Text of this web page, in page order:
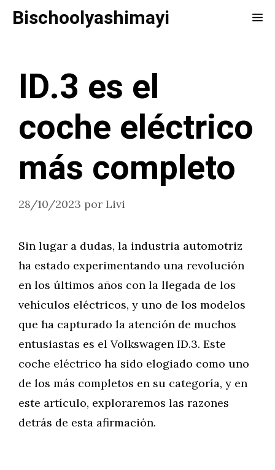
SaltarBischoolyashimayi
ID.3 es el
coche eléctrico
más completo
28/10/2023 por Livi
Sin lugar a dudas, la industria automotriz
ha estado experimentando una revolución
en los últimos años con la llegada de los
vehículos eléctricos, y uno de los modelos
que ha capturado la atención de muchos
entusiastas es el Volkswagen ID.3. Este
coche eléctrico ha sido elogiado como uno
de los más completos en su categoría, y en
este artículo, exploraremos las razones
detrás de esta afirmación.